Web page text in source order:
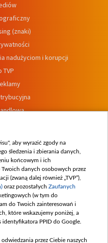
(znaki)
nadużyciom i korupcji
TVP
wewnętrznych
aby wyrazić zgody na
śledzenia i zbierania danych,
końcowym i ich
danych osobowych przez
(zwaną dalej również „TVP”),
oraz pozostałych Zaufanych
(w tym do
do Twoich zainteresowań i
które wskazujemy poniżej, a
identyfikatora PPID do Google.
przez Ciebie naszych